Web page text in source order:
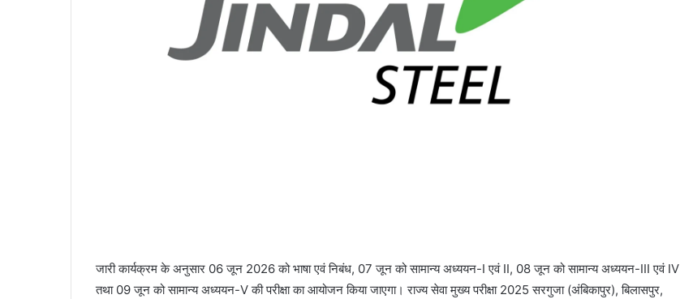
जारी कार्यक्रम के अनुसार 06 जून 2026 को भाषा एवं निबंध, 07 जून को सामान्य अध्ययन-I एवं II, 08 जून को सामान्य अध्ययन-III एवं IV
तथा 09 जून को सामान्य अध्ययन-V की परीक्षा का आयोजन किया जाएगा। राज्य सेवा मुख्य परीक्षा 2025 सरगुजा (अंबिकापुर), बिलासपुर,